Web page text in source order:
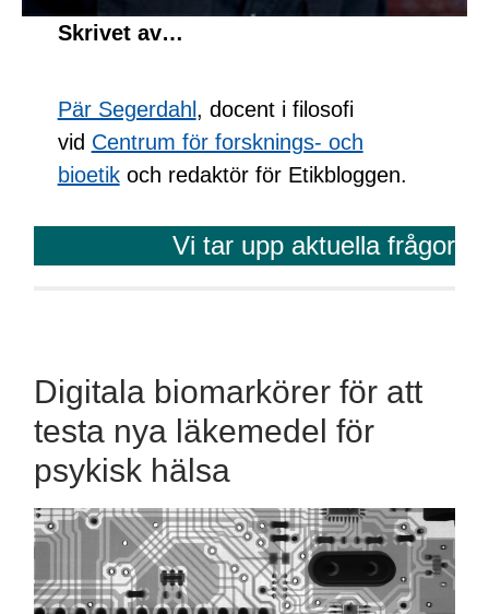
Skrivet av…
Pär Segerdahl , docent i filosofi
vid Centrum för forsknings- och
bioetikoch redaktör för Etikbloggen.
Vi tar upp aktuella frågor
Digitala biomarkörer för att
testa nya läkemedel för
psykisk hälsa